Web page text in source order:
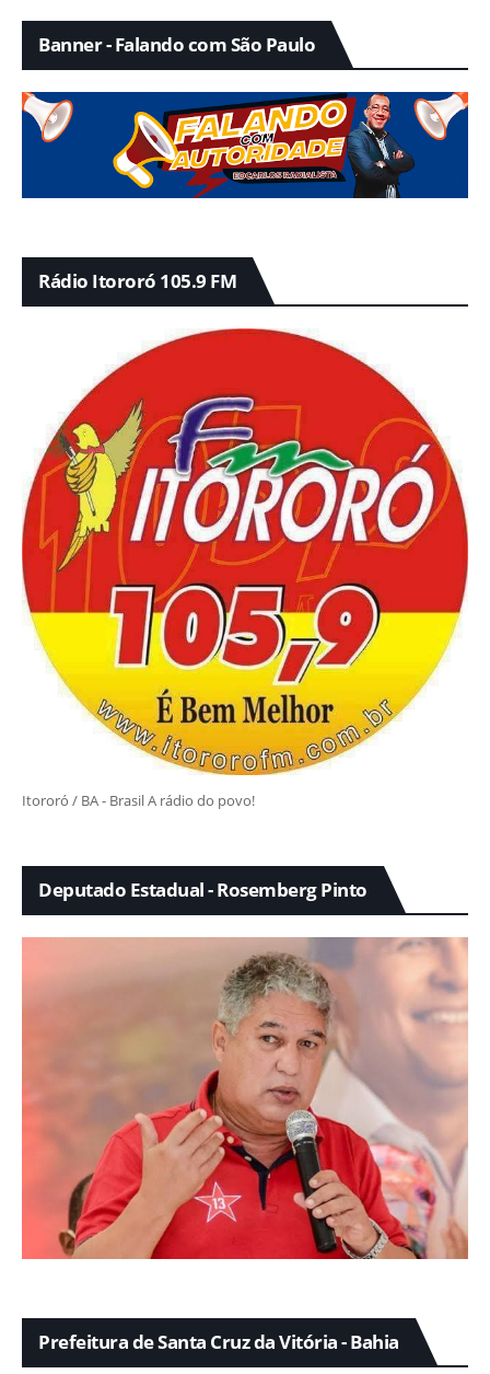
Banner - Falando com São Paulo
Rádio Itororó 105.9 FM
Itororó / BA - Brasil A rádio do povo!
Deputado Estadual - Rosemberg Pinto
Prefeitura de Santa Cruz da Vitória - Bahia